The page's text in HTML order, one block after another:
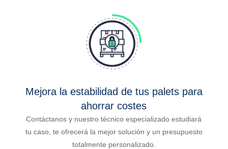
Mejora la estabilidad de tus palets para
ahorrar costes
Contáctanos y nuestro técnico especializado estudiará
tu caso, te ofrecerá la mejor solución y un presupuesto
totalmente personalizado.